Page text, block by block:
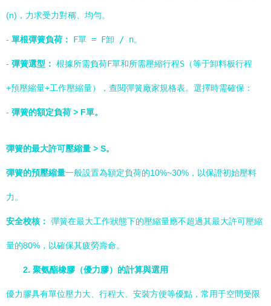
(n)，力求受力對稱、均勻。
- 單根彈簧負荷： F單 = F卸 / n。
- 彈簧選型： 根據所需負荷F單和所需壓縮行程S （等于卸料板行程
+預壓縮量+工作壓縮量），查閱彈簧廠家規格表。選擇時需確保：
- 彈簧的額定負荷 > F單。
彈簧的最大許可壓縮量 > S。
彈簧的預壓縮量一般設置為額定負荷的10%~30%，以保證初始壓料
力。
安全校核： 彈簧在最大工作狀態下的壓縮量應不超過其最大許可壓縮
量的80%，以確保其疲勞壽命。
2. 聚氨酯橡膠（優力膠）的計算與選用
優力膠具有單位壓力大、行程大、安裝方便等優點，常用于空間受限